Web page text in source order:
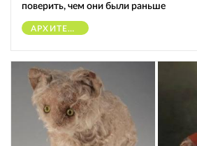
поверить, чем они были раньше
АРХИТЕКТУРА